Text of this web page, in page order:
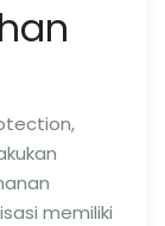
memiliki